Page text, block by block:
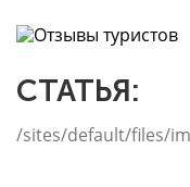
СТАТЬЯ:
/sites/default/files/